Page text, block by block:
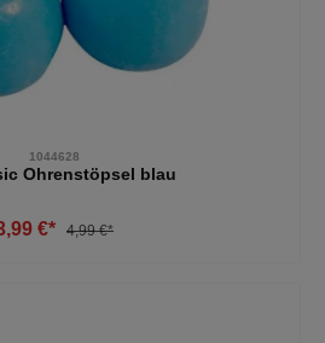
1044628
Ohrenstöpsel blau
€* 4,99 €*